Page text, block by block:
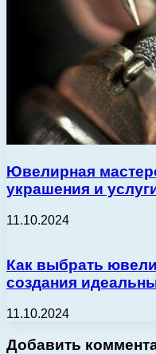
Ювелирная
украшения и
11.10.2024
Как выбрать
создания
11.10.2024
Добавить